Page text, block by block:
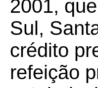
2001,
Sul,
crédito
refeição